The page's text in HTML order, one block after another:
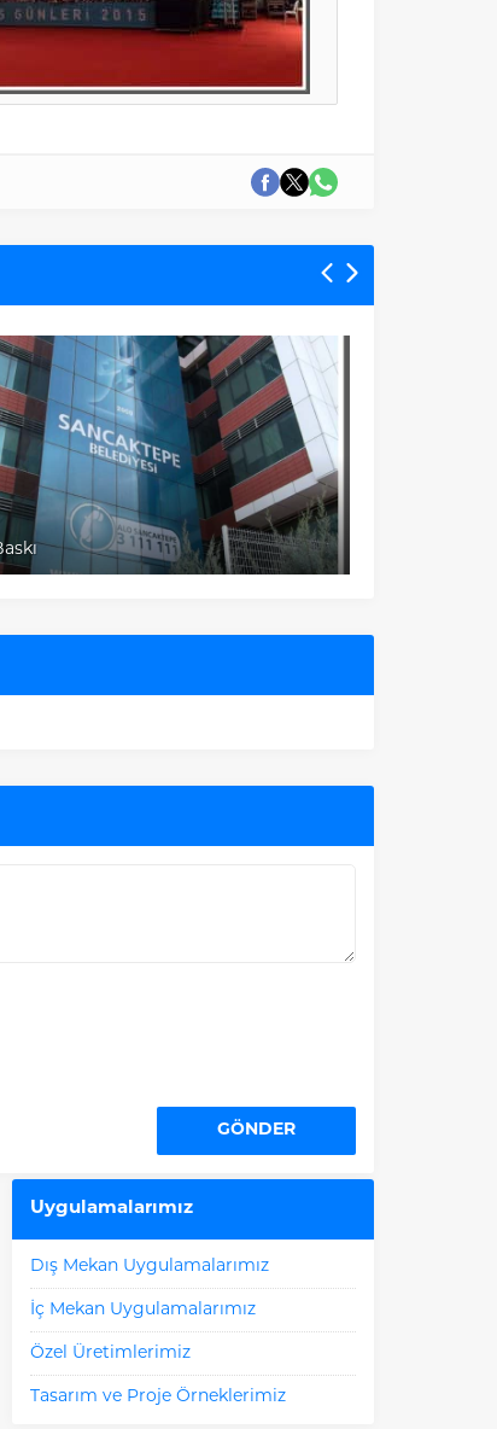
Asit İndirme Tabelalar
Uygulamalarımız
Dış Mekan Uygulamalarımız
İç Mekan Uygulamalarımız
Özel Üretimlerimiz
Tasarım ve Proje Örneklerimiz